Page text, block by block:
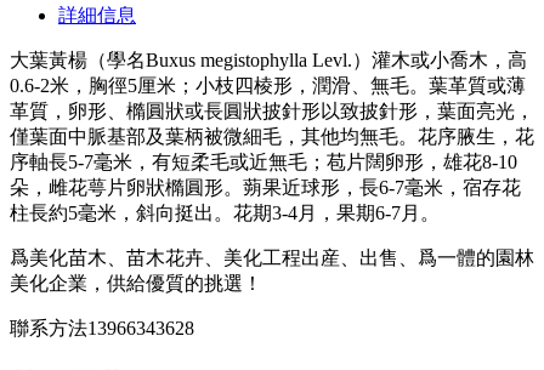
詳細信息
大葉黃楊（學名Buxus megistophylla Levl.）灌木或小喬木，高
0.6-2米，胸徑5厘米；小枝四棱形，潤滑、無毛。葉革質或薄
革質，卵形、橢圓狀或長圓狀披針形以致披針形，葉面亮光，
僅葉面中脈基部及葉柄被微細毛，其他均無毛。花序腋生，花
序軸長5-7毫米，有短柔毛或近無毛；苞片闊卵形，雄花8-10
朵，雌花萼片卵狀橢圓形。蒴果近球形，長6-7毫米，宿存花
柱長約5毫米，斜向挺出。花期3-4月，果期6-7月。
爲美化苗木、苗木花卉、美化工程出産、出售、爲一體的園林
美化企業，供給優質的挑選！
聯系方法13966343628